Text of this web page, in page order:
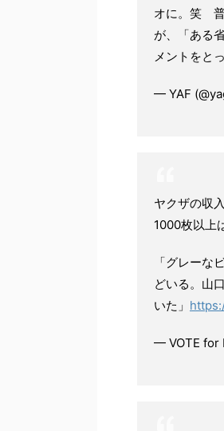
オに。笑 普
が、「ある
メントをと
— YAF
ヤクザの収
1000枚以上
「グレーな
どいる。山
いた」
— VOTE for